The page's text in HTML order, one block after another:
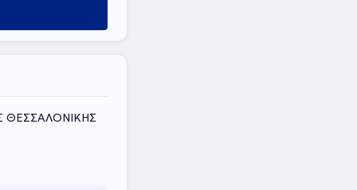
ΘΕΣΣΑΛΟΝΙΚΗΣ